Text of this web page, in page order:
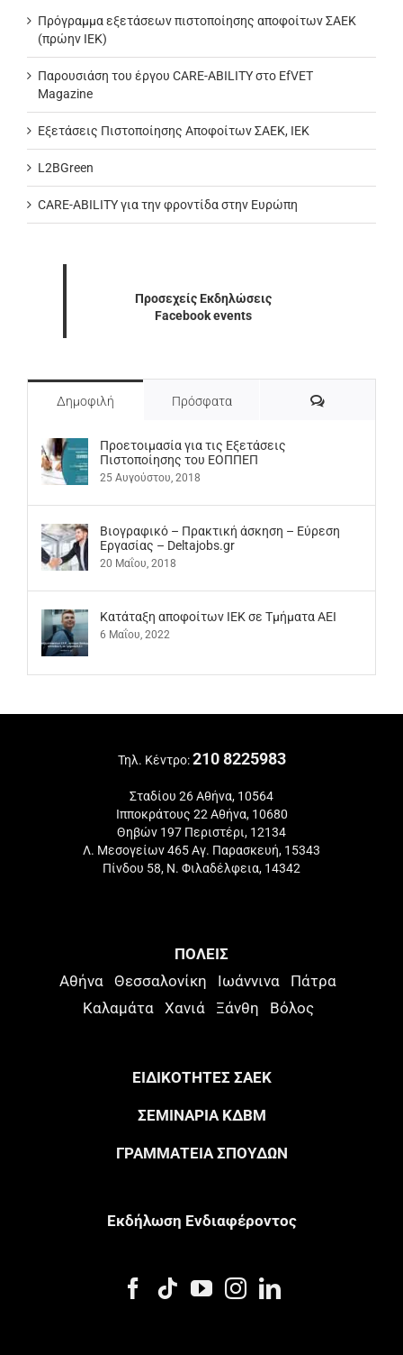
Πρόγραμμα εξετάσεων πιστοποίησης αποφοίτων ΣΑΕΚ
(πρώην ΙΕΚ)
Παρουσιάση του έργου CARE-ABILITY στο EfVET
Magazine
Εξετάσεις Πιστοποίησης Αποφοίτων ΣΑΕΚ, ΙΕΚ
L2BGreen
CARE-ABILITY για την φροντίδα στην Ευρώπη
Προσεχείς Εκδηλώσεις
Facebook events
Δημοφιλή Πρόσφατα Σχόλια
Προετοιμασία για τις Εξετάσεις
Πιστοποίησης του ΕΟΠΠΕΠ
25 Αυγούστου, 2018
Βιογραφικό – Πρακτική άσκηση – Εύρεση
Εργασίας – Deltajobs.gr
20 Μαΐου, 2018
Kατάταξη αποφοίτων ΙΕΚ σε Τμήματα ΑΕΙ
6 Μαΐου, 2022
Τηλ. Κέντρο:210 8225983
Σταδίου 26 Αθήνα, 10564
Ιπποκράτους 22 Αθήνα, 10680
Θηβών 197 Περιστέρι, 12134
Λ. Μεσογείων 465 Αγ. Παρασκευή, 15343
Πίνδου 58, Ν. Φιλαδέλφεια, 14342
ΠΟΛΕΙΣ
Αθήνα Θεσσαλονίκη Ιωάννινα
Πάτρα
Καλαμάτα
Χανιά Ξάνθη Βόλος
ΕΙΔΙΚΟΤΗΤΕΣ ΣΑΕΚ
ΣΕΜΙΝΑΡΙΑ ΚΔΒΜ
ΓΡΑΜΜΑΤΕΙΑ ΣΠΟΥΔΩΝ
Eκδήλωση Eνδιαφέροντος